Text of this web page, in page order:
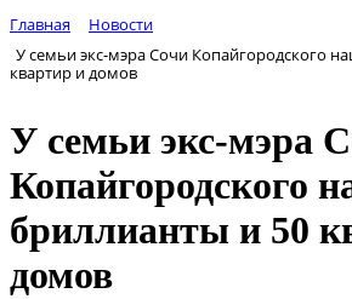
Главная
Новости
У семьи экс-мэра Сочи Копайгородского
квартир и домов
У семьи экс-мэра
Копайгородского
бриллианты и 50
домов